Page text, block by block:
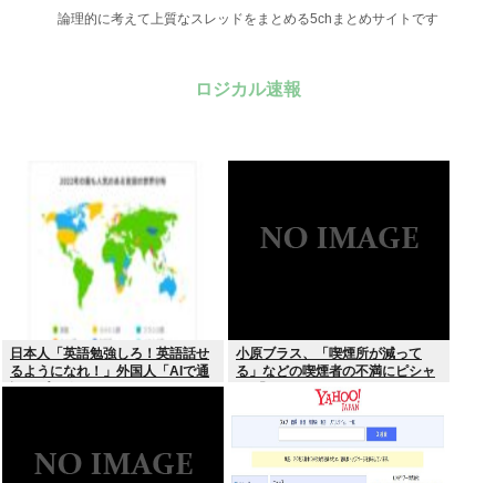
論理的に考えて上質なスレッドをまとめる5chまとめサイトです
ロジカル速報
日本人「英語勉強しろ！英語話せ
るようになれ！」外国人「AIで通
訳アプリ使えばいいじゃん」
小原ブラス、「喫煙所が減って
る」などの喫煙者の不満にピシャ
リ 「じゃあやめれば？タバコなん
て家でだけ吸ってればいい」